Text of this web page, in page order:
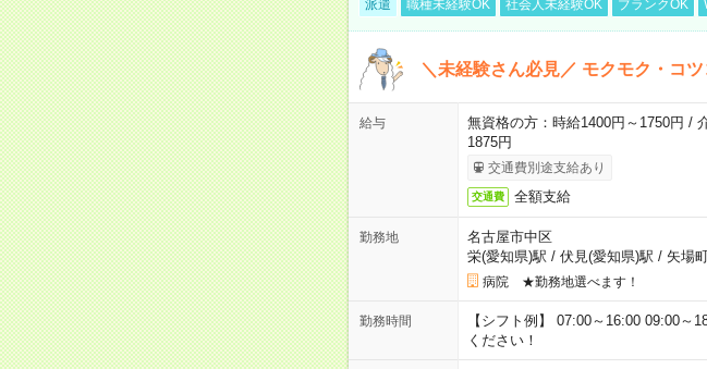
派遣 職種未経験OK 社会人未経験OK ブランクOK
＼未経験さん必見／ モクモク・コ
給与
無資格の方：時給1400円～1750円 /
1875円
交通費別途支給あり
交通費 全額支給
勤務地
名古屋市中区
栄(愛知県)駅 / 伏見(愛知県)駅 / 矢場
病院 ★勤務地選べます！
勤務時間
【シフト例】 07:00～16:00 09:00
ください！